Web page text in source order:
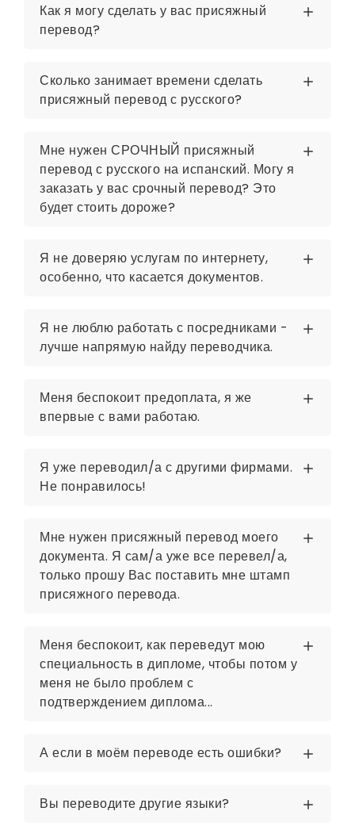
Как я могу сделать у вас присяжный
перевод?
Сколько занимает времени сделать
присяжный перевод с русского?
Мне нужен СРОЧНЫЙ присяжный
перевод с русского на испанский. Могу я
заказать у вас срочный перевод? Это
будет стоить дороже?
Я не доверяю услугам по интернету,
особенно, что касается документов.
Я не люблю работать с посредниками -
лучше напрямую найду переводчика.
Меня беспокоит предоплата, я же
впервые с вами работаю.
Я уже переводил/а с другими фирмами.
Не понравилось!
Мне нужен присяжный перевод моего
документа. Я сам/а уже все перевел/а,
только прошу Вас поставить мне штамп
присяжного перевода.
Меня беспокоит, как переведут мою
специальность в дипломе, чтобы потом у
меня не было проблем с
подтверждением диплома...
А если в моём переводе есть ошибки?
Вы переводите другие языки?